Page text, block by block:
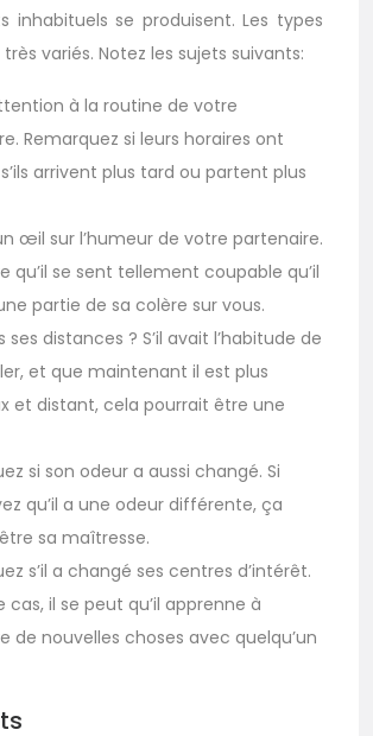
inhabituels se produisent. Les types
variés. Notez les sujets suivants:
à la routine de votre
Remarquez si leurs horaires ont
arrivent plus tard ou partent plus
œil sur l’humeur de votre partenaire.
qu’il se sent tellement coupable qu’il
partie de sa colère sur vous.
distances ? S’il avait l’habitude de
et que maintenant il est plus
et distant, cela pourrait être une
si son odeur a aussi changé. Si
qu’il a une odeur différente, ça
sa maîtresse.
s’il a changé ses centres d’intérêt.
cas, il se peut qu’il apprenne à
de nouvelles choses avec quelqu’un